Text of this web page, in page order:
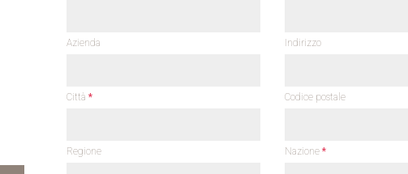
Azienda Indirizzo
Città* Codice postale
Regione Nazione *